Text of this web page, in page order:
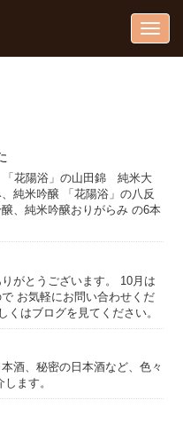
「花陽浴」の山田錦 純米大
純米吟醸 「花陽浴」の八反
、純米吟醸おりがらみ の6本
がとうございます。 10月は
お気軽にお問い合わせくだ
はブログを見てください。
酒、秘密の日本酒など、色々
ます。